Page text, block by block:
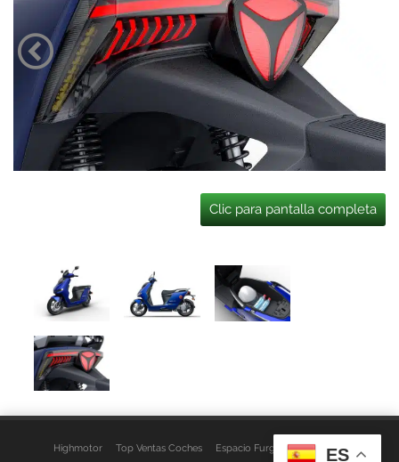
Clic para pantalla completa
Highmotor Top Ventas Coches Espacio Furgo Aviso Legal
ES